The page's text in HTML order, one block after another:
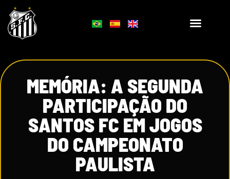
MEMÓRIA: A SEGUNDA
PARTICIPAÇÃO DO
SANTOS FC EM JOGOS
DO CAMPEONATO
PAULISTA